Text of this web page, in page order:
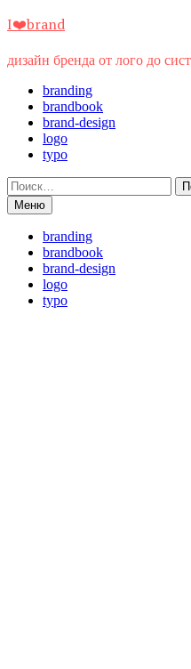
Перейти
содержимому
I❤️brand
дизайн бренда от лого до
branding
brandbook
brand-design
logo
typo
Найти:
Меню
branding
brandbook
brand-design
logo
typo